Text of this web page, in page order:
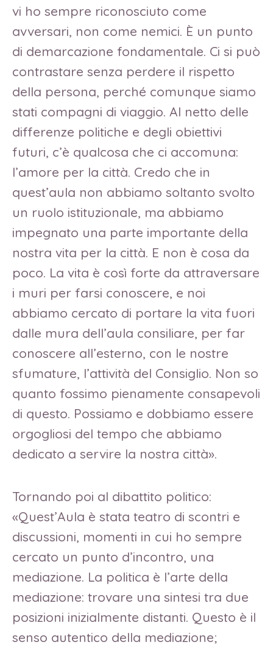
vi ho sempre riconosciuto come
avversari, non come nemici. È un punto
di demarcazione fondamentale. Ci si può
contrastare senza perdere il rispetto
della persona, perché comunque siamo
stati compagni di viaggio. Al netto delle
differenze politiche e degli obiettivi
futuri, c’è qualcosa che ci accomuna:
l’amore per la città. Credo che in
quest’aula non abbiamo soltanto svolto
un ruolo istituzionale, ma abbiamo
impegnato una parte importante della
nostra vita per la città. E non è cosa da
poco. La vita è così forte da attraversare
i muri per farsi conoscere, e noi
abbiamo cercato di portare la vita fuori
dalle mura dell’aula consiliare, per far
conoscere all’esterno, con le nostre
sfumature, l’attività del Consiglio. Non so
quanto fossimo pienamente consapevoli
di questo. Possiamo e dobbiamo essere
orgogliosi del tempo che abbiamo
dedicato a servire la nostra città».
Tornando poi al dibattito politico:
«Quest’Aula è stata teatro di scontri e
discussioni, momenti in cui ho sempre
cercato un punto d’incontro, una
mediazione. La politica è l’arte della
mediazione: trovare una sintesi tra due
posizioni inizialmente distanti. Questo è il
senso autentico della mediazione;